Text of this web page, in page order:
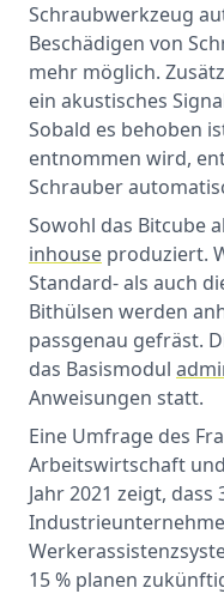
Schraubwerkzeug
Beschädigen von
mehr möglich.
ein akustisches
Sobald es behoben
entnommen wird,
Schrauber
Sowohl das Bitcube
inhouse produziert.
Standard- als auch
Bithülsen werden
passgenau gefräst.
das Basismodul
Anweisungen statt.
Eine Umfrage des
Arbeitswirtschaft
Jahr 2021 zeigt,
15 % planen